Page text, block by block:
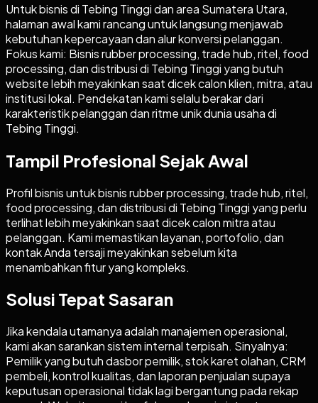
Untuk bisnis di Tebing Tinggi dan area Sumatera Utara,
halaman awal kami rancang untuk langsung menjawab
kebutuhan kepercayaan dan alur konversi pelanggan.
Fokus kami: Bisnis rubber processing, trade hub, ritel, food
processing, dan distribusi di Tebing Tinggi yang butuh
website lebih meyakinkan saat dicek calon klien, mitra, atau
institusi lokal. Pendekatan kami selalu berakar dari
karakteristik pelanggan dan ritme unik dunia usaha di
Tebing Tinggi.
Tampil Profesional Sejak Awal
Profil bisnis untuk bisnis rubber processing, trade hub, ritel,
food processing, dan distribusi di Tebing Tinggi yang perlu
terlihat lebih meyakinkan saat dicek calon mitra atau
pelanggan. Kami memastikan layanan, portofolio, dan
kontak Anda tersaji meyakinkan sebelum kita
menambahkan fitur yang kompleks.
Solusi Tepat Sasaran
Jika kendala utamanya adalah manajemen operasional,
kami akan sarankan sistem internal terpisah. Sinyalnya:
Pemilik yang butuh dasbor pemilik, stok karet olahan, CRM
pembeli, kontrol kualitas, dan laporan penjualan supaya
keputusan operasional tidak lagi bergantung pada rekap